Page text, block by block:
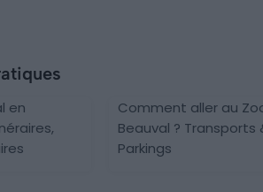
en
Comment aller au
Beauval ? Transports
Parkings